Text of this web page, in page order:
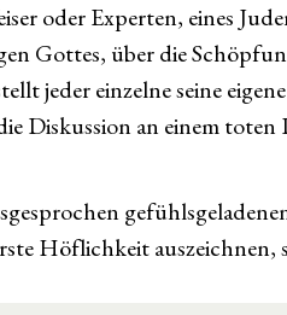
oder Experten, eines
Gottes, über die
jeder einzelne seine
Diskussion an einem
Höflichkeit